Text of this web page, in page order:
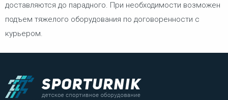
доставляются до парадного. При необходимости возможен
подъем тяжелого оборудования по договоренности с
курьером.